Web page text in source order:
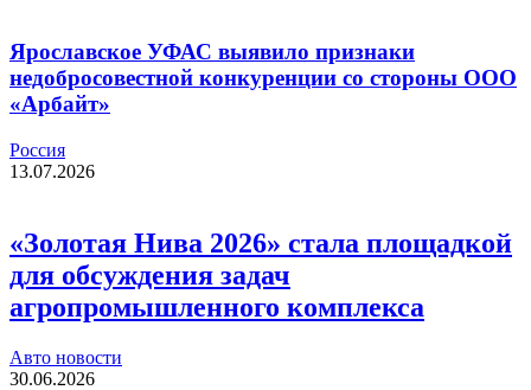
Ярославское УФАС выявило признаки
недобросовестной конкуренции со стороны ООО
«Арбайт»
Россия
13.07.2026
«Золотая Нива 2026» стала площадкой
для обсуждения задач
агропромышленного комплекса
Авто новости
30.06.2026